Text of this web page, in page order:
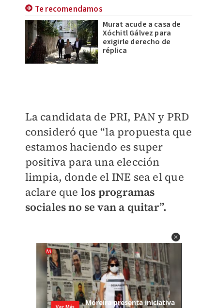
Te recomendamos
Murat acude a casa de
Xóchitl Gálvez para
exigirle derecho de
réplica
La candidata de PRI, PAN y PRD
consideró que “la propuesta que
estamos haciendo es super
positiva para una elección
limpia, donde el INE sea el que
aclare que los programas
sociales no se van a quitar”.